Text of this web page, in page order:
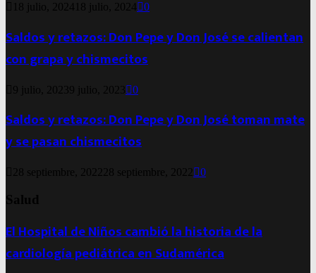
18 julio, 2024 18 julio, 2024 0
Saldos y retazos: Don Pepe y Don José se calientan
con grapa y chismecitos
9 julio, 20239 julio, 2023 0
Saldos y retazos: Don Pepe y Don José toman mate
y se pasan chismecitos
28 septiembre, 2022 28 septiembre, 2022 0
Salud
El Hospital de Niños cambió la historia de la
cardiología pediátrica en Sudamérica